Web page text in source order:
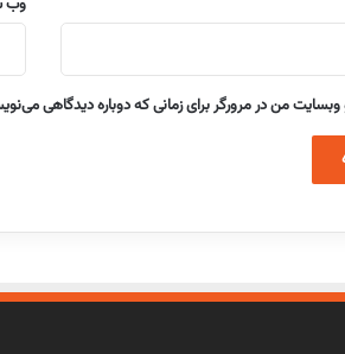
وب‌
وبسایت من در مرورگر برای زمانی که دوباره دیدگاهی